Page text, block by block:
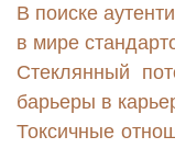
В поиске
в мире
Стеклянный
барьеры в
Токсичные